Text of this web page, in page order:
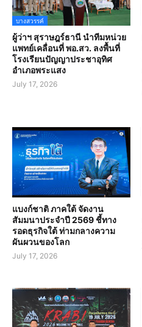
บางสวรรค์
ผู้ว่าฯ สุราษฎร์ธานี นำทีมหน่วย
แพทย์เคลื่อนที่ พอ.สว. ลงพื้นที่
โรงเรียนปัญญาประชาอุทิศ
อำเภอพระแสง
July 17, 2026
แบงก์ชาติ ภาคใต้ จัดงาน
สัมมนาประจำปี 2569 ชี้ทาง
รอดธุรกิจใต้ ท่ามกลางความ
ผันผวนของโลก
July 17, 2026